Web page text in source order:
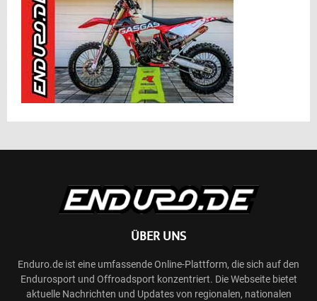
ÜBER UNS
Enduro.de ist eine umfassende Online-Plattform, die sich auf den
Endurosport und Offroadsport konzentriert. Die Webseite bietet
aktuelle Nachrichten und Updates von regionalen, nationalen